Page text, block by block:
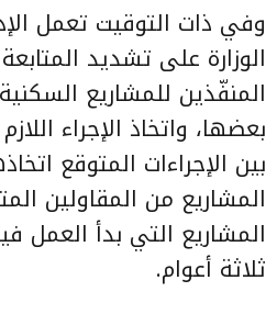
وفي ذات التوقيت تعمل
الوزارة على تشديد
المنفّذين للمشاريع
بعضها، واتخاذ الإجراء
بين الإجراءات المتوقع
المشاريع من المقاولين
المشاريع التي بدأ العمل
ثلاثة أعوام.